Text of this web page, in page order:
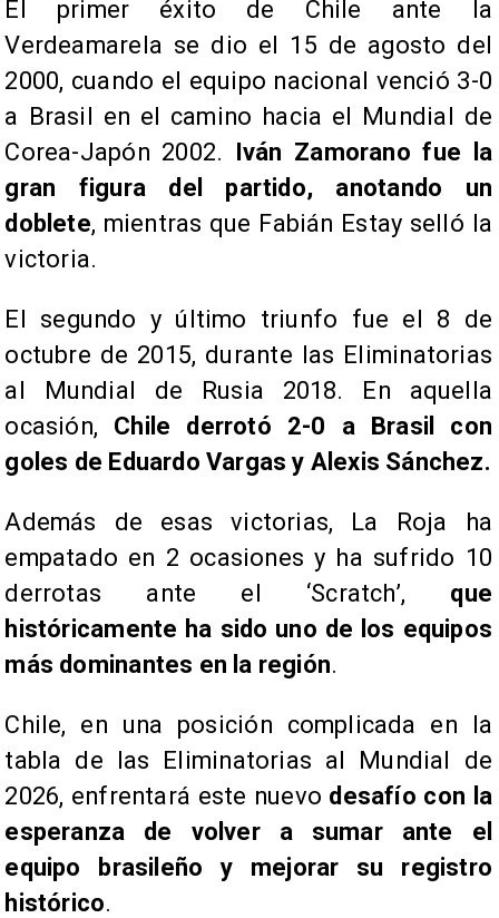
El primer éxito de Chile ante la
Verdeamarela se dio el 15 de agosto del
2000, cuando el equipo nacional venció 3-0
a Brasil en el camino hacia el Mundial de
Corea-Japón 2002. Iván Zamorano fue la
gran figura del partido, anotando un
doblete, mientras que Fabián Estay selló la
victoria.
El segundo y último triunfo fue el 8 de
octubre de 2015, durante las Eliminatorias
al Mundial de Rusia 2018. En aquella
ocasión, Chile derrotó 2-0 a Brasil con
goles de Eduardo Vargas y Alexis Sánchez.
Además de esas victorias, La Roja ha
empatado en 2 ocasiones y ha sufrido 10
derrotas ante el ‘Scratch’, que
históricamente ha sido uno de los equipos
más dominantes en la región.
Chile, en una posición complicada en la
tabla de las Eliminatorias al Mundial de
2026, enfrentará este nuevo desafío con la
esperanza de volver a sumar ante el
equipo brasileño y mejorar su registro
histórico.